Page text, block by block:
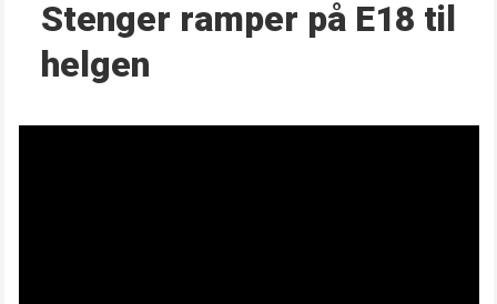
Stenger ramper på E18 til
helgen